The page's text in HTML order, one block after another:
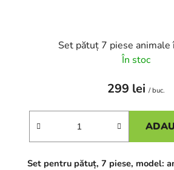
Set pătuț 7 piese animale
În stoc
299 lei / buc.
Set pentru pătuț, 7 piese, model: